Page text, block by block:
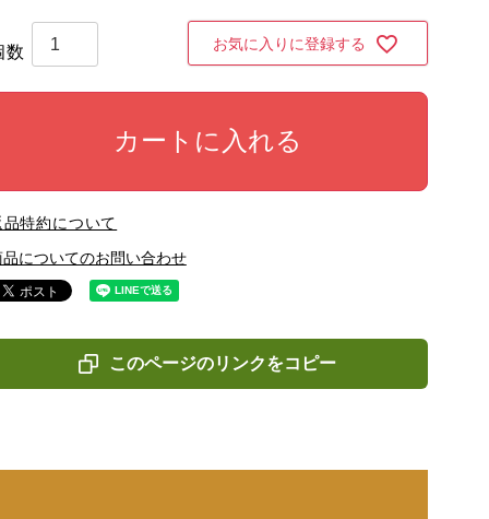
お気に入りに登録する
カートに入れる
品特約について
品についてのお問い合わせ
このページのリンクをコピー